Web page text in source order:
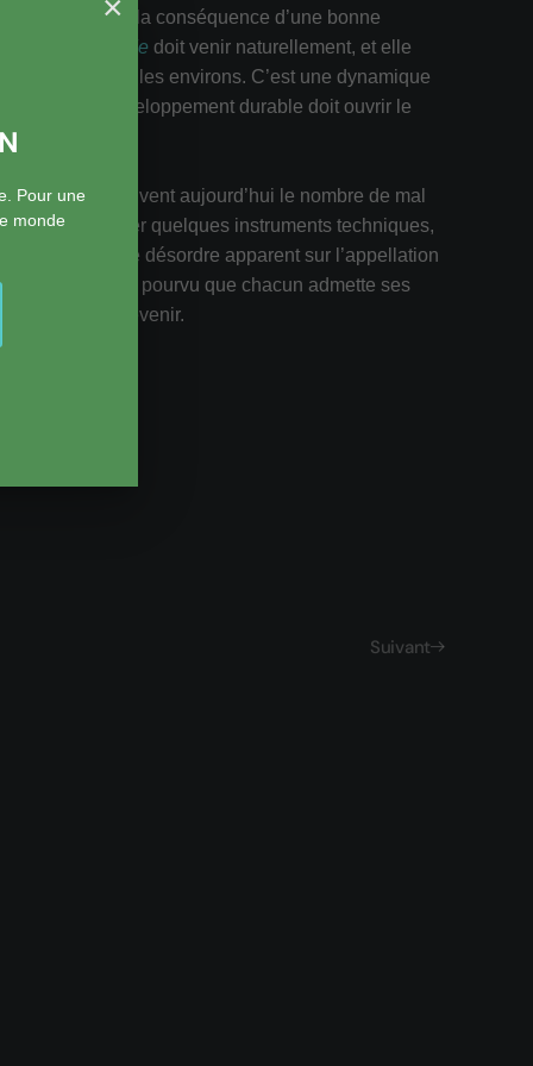
Ce n’est que la conséquence d’une bonne
L’éco attitude doit venir naturellement, et elle
déteindre sur les environs. C’est une dynamique
étroit : le développement durable doit ouvrir le
dont nous privent aujourd’hui le nombre de mal
à maîtriser quelques instruments techniques,
traduit part le désordre apparent sur l’appellation
encourageant, pourvu que chacun admette ses
faire en devenir.
Suivant
Pour une
monde